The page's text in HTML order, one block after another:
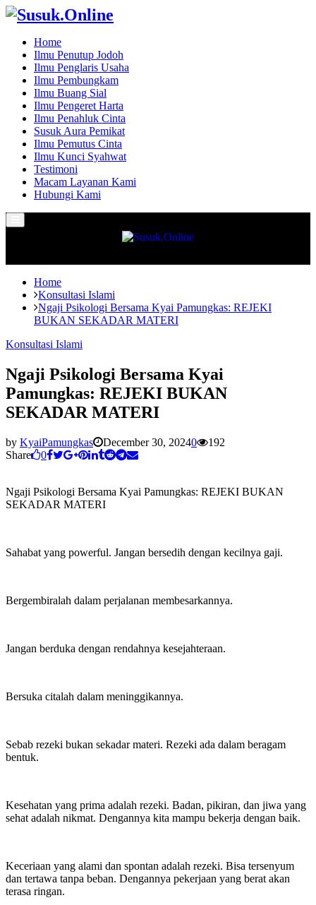
Home
Ilmu Penutup Jodoh
Ilmu Penglaris Usaha
Ilmu Pembungkam
Ilmu Buang Sial
Ilmu Pengeret Harta
Ilmu Penahluk Cinta
Susuk Aura Pemikat
Ilmu Pemutus Cinta
Ilmu Kunci Syahwat
Testimoni
Macam Layanan Kami
Hubungi Kami
Menu
Home
Konsultasi Islami
Ngaji Psikologi Bersama Kyai Pamungkas: REJEKI
BUKAN SEKADAR MATERI
Konsultasi Islami
Ngaji Psikologi Bersama Kyai
Pamungkas: REJEKI BUKAN
SEKADAR MATERI
by KyaiPamungkas December 30, 20240
192
Share
0
Ngaji Psikologi Bersama Kyai Pamungkas: REJEKI BUKAN
SEKADAR MATERI
Sahabat yang powerful. Jangan bersedih dengan kecilnya gaji.
Bergembiralah dalam perjalanan membesarkannya.
Jangan berduka dengan rendahnya kesejahteraan.
Bersuka citalah dalam meninggikannya.
Sebab rezeki bukan sekadar materi. Rezeki ada dalam beragam
bentuk.
Kesehatan yang prima adalah rezeki. Badan, pikiran, dan jiwa yang
sehat adalah nikmat. Dengannya kita mampu bekerja dengan baik.
Keceriaan yang alami dan spontan adalah rezeki. Bisa tersenyum
dan tertawa tanpa beban. Dengannya pekerjaan yang berat akan
terasa ringan.